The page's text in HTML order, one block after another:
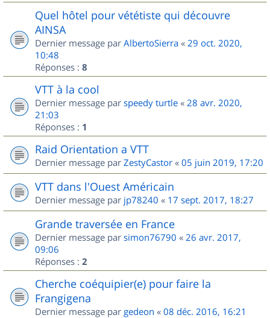
Quel hôtel pour vététiste qui découvre
AINSA
Dernier message par AlbertoSierra « 29 oct. 2020,
10:48
Réponses : 8
VTT à la cool
Dernier message par speedy turtle « 28 avr. 2020,
21:03
Réponses : 1
Raid Orientation a VTT
Dernier message par ZestyCastor « 05 juin 2019, 17:20
VTT dans l'Ouest Américain
Dernier message par jp78240 « 17 sept. 2017, 18:27
Grande traversée en France
Dernier message par simon76790 « 26 avr. 2017,
09:06
Réponses : 2
Cherche coéquipier(e) pour faire la
Frangigena
Dernier message par gedeon « 08 déc. 2016, 16:21